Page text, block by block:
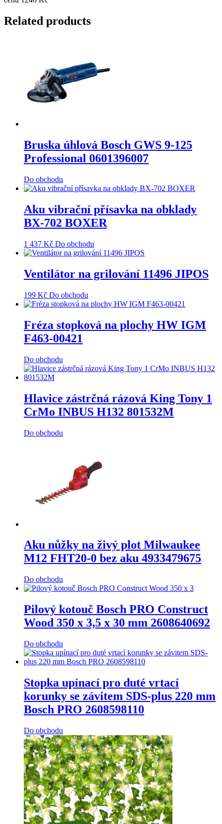
Related products
Bruska úhlová Bosch GWS 9-125
Professional 0601396007
Do obchodu
Aku vibrační přísavka na obklady
BX-702 BOXER
1 437 Kč Do obchodu
Ventilátor na grilování 11496 JIPOS
199 Kč Do obchodu
Fréza stopková na plochy HW IGM
F463-00421
Do obchodu
Hlavice zástrčná rázová King Tony 1
CrMo INBUS H132 801532M
Do obchodu
Aku nůžky na živý plot Milwaukee
M12 FHT20-0 bez aku 4933479675
Do obchodu
Pilový kotouč Bosch PRO Construct
Wood 350 x 3,5 x 30 mm 2608640692
Do obchodu
Stopka upínací pro duté vrtací
korunky se závitem SDS-plus 220 mm
Bosch PRO 2608598110
Do obchodu